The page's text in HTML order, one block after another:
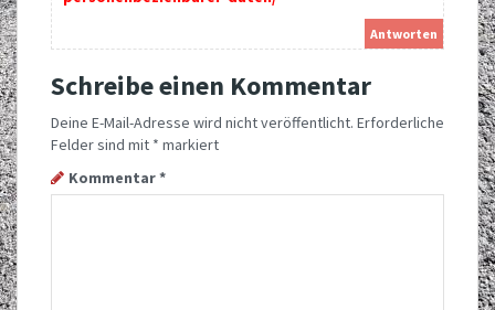
Antworten
Schreibe einen Kommentar
Deine E-Mail-Adresse wird nicht veröffentlicht. Erforderliche
Felder sind mit * markiert
Kommentar*